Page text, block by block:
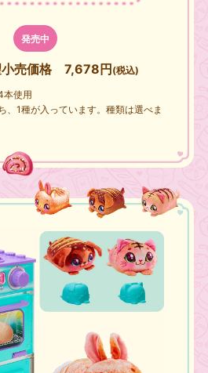
発売中
売価格 7,678円(税込)
本使用
、1種が入っています。種類は選べま